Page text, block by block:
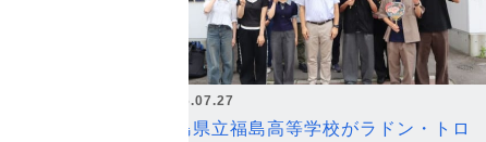
2026.07.27
福島県立福島高等学校がラドン・トロ